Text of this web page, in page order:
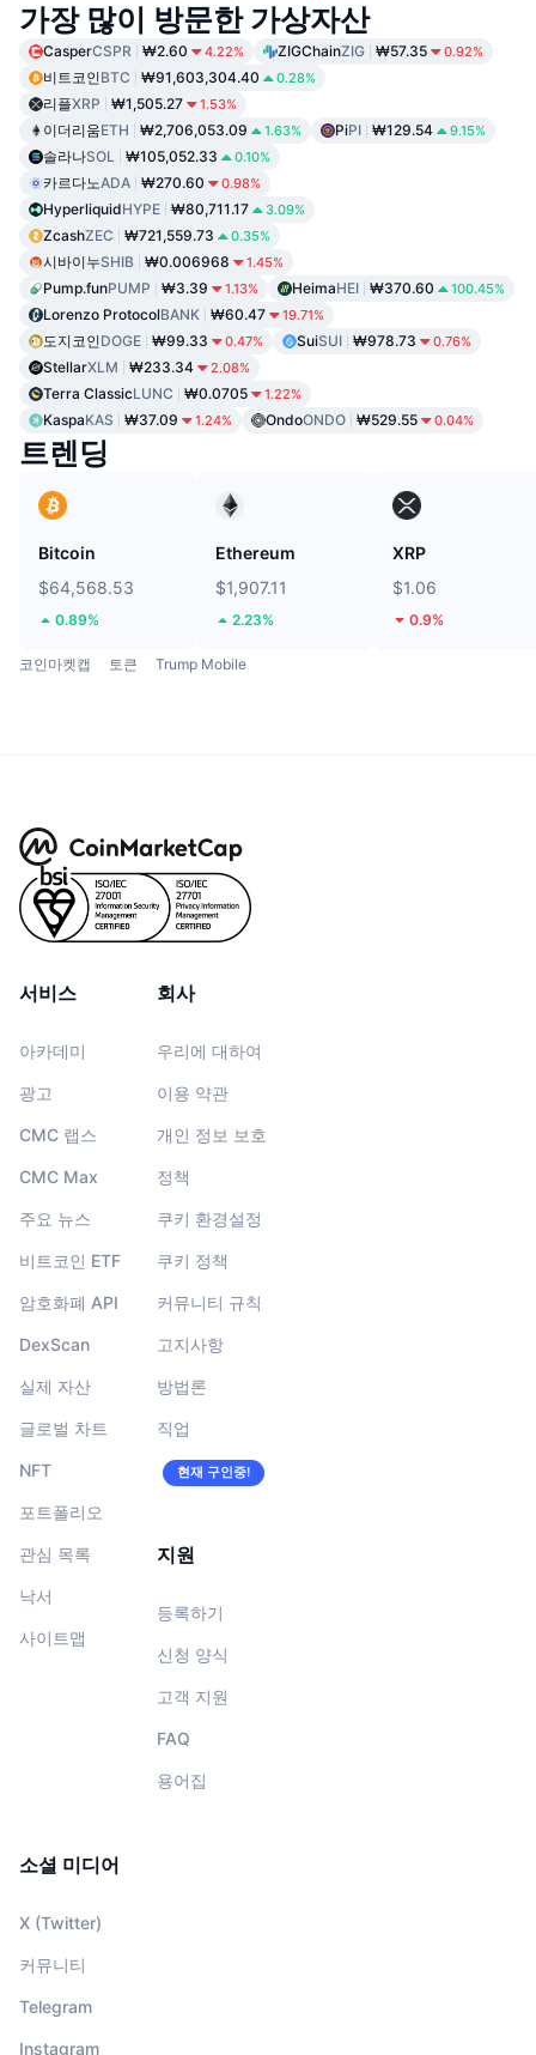
가장 많이 방문한 가상자산
CasperCSPR ₩2.60 4.22% ZIGChainZIG ₩57.35 0.92%
비트코인BTC ₩91,603,304.40 0.28%
리플XRP ₩1,505.27 1.53%
이더리움ETH ₩2,706,053.09 1.63% PiPI ₩129.54 9.15%
솔라나SOL ₩105,052.33 0.10%
카르다노ADA ₩270.60 0.98%
HyperliquidHYPE ₩80,711.17 3.09%
ZcashZEC ₩721,559.73 0.35%
시바이누SHIB ₩0.006968 1.45%
Pump.funPUMP ₩3.39 1.13% HeimaHEI ₩370.60 100.45%
Lorenzo ProtocolBANK ₩60.47 19.71%
도지코인DOGE ₩99.33 0.47% SuiSUI ₩978.73 0.76%
StellarXLM ₩233.34 2.08%
Terra ClassicLUNC ₩0.0705 1.22%
KaspaKAS ₩37.09 1.24% OndoONDO ₩529.55 0.04%
트렌딩
Bitcoin
$64,568.53
0.89%
Ethereum
$1,907.11
2.23%
XRP
$1.06
0.9%
코인마켓캡 토큰 Trump Mobile
서비스
아카데미
광고
CMC 랩스
CMC Max
주요 뉴스
비트코인 ETF
암호화폐 API
DexScan
실제 자산
글로벌 차트
NFT
포트폴리오
관심 목록
낙서
사이트맵
회사
우리에 대하여
이용 약관
개인 정보 보호
정책
쿠키 환경설정
쿠키 정책
커뮤니티 규칙
고지사항
방법론
직업
현재 구인중!
지원
등록하기
신청 양식
고객 지원
FAQ
용어집
소셜 미디어
X (Twitter)
커뮤니티
Telegram
Instagram